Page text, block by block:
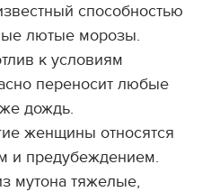
способностью
лютые морозы.
к условиям
переносит любые
дождь.
женщины относятся
и предубеждением.
мутона тяжелые,